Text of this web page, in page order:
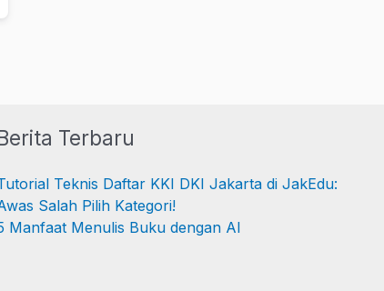
Terbaru
Teknis Daftar KKI DKI Jakarta di JakEdu:
Salah Pilih Kategori!
Manfaat Menulis Buku dengan AI